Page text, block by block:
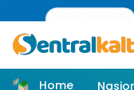
Home